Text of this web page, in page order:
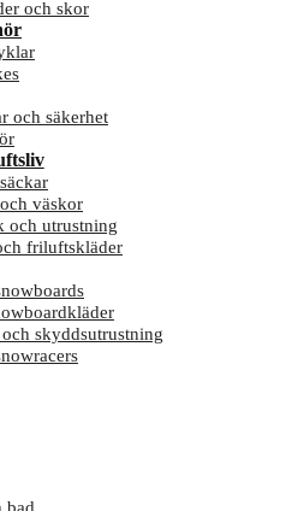
och skor
och säkerhet
väskor
och utrustning
friluftskläder
skyddsutrustning
bad